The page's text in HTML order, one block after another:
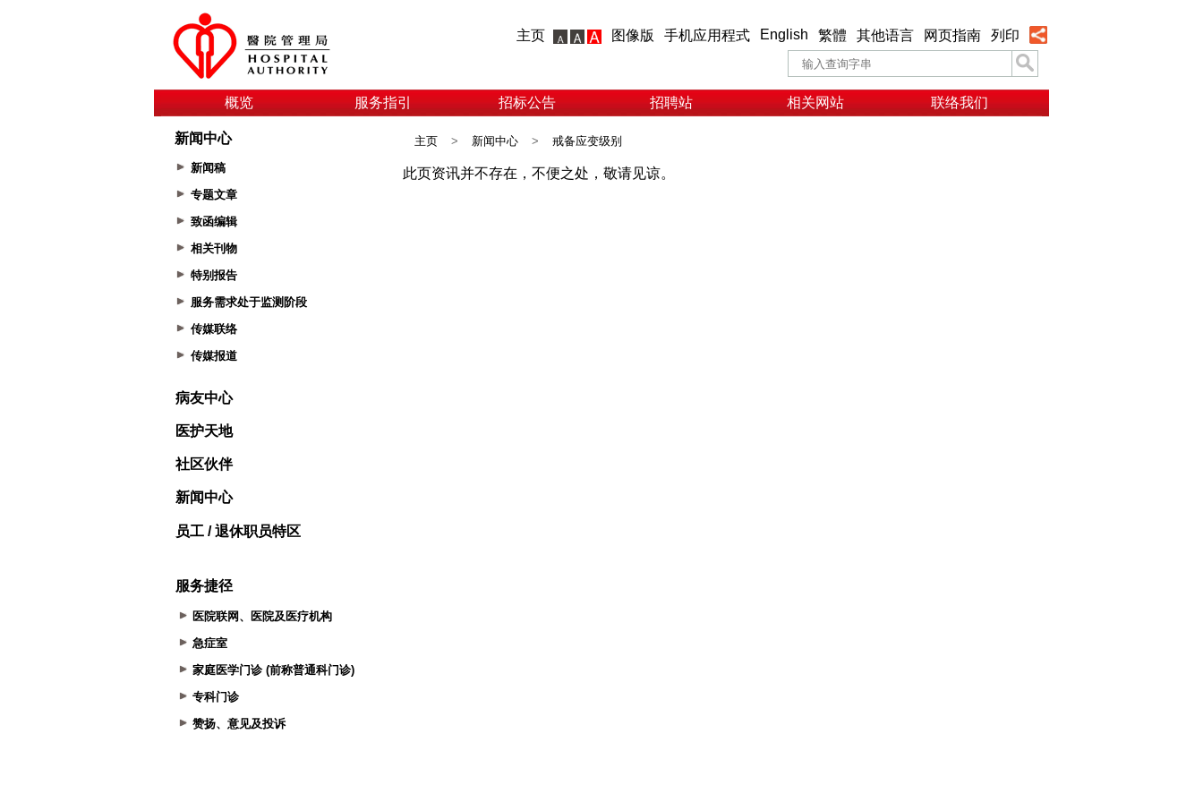
主页 图像版 手机应用程式 English 繁體 其他语言 网页指南 列印
概览 服务指引 招标公告 招聘站 相关网站 联络我们
新闻中心
新闻稿
专题文章
致函编辑
相关刊物
特别报告
服务需求处于监测阶段
传媒联络
传媒报道
病友中心
医护天地
社区伙伴
新闻中心
员工 / 退休职员特区
服务捷径
医院联网、医院及医疗机构
急症室
家庭医学门诊 (前称普通科门诊)
专科门诊
赞扬、意见及投诉
主页 > 新闻中心 > 戒备应变级别